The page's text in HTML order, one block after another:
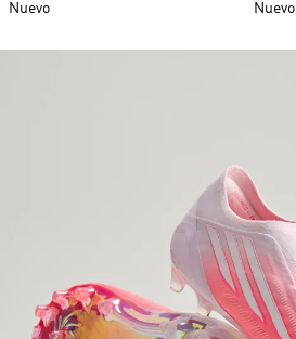
Nuevo
Nuevo